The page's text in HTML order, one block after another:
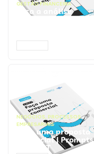
GESTÃO FINANCEIRA
Faça a análise
financeira e atinja o
NEGÓCIOS, PROCESSOS
EMPRESARIAIS
Faça uma proposta
comercial | Prompts
ChatGPT